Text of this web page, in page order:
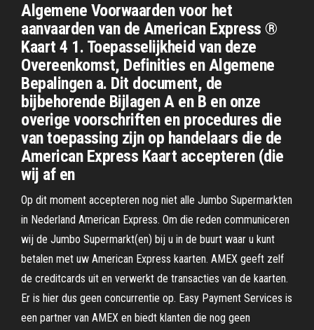
Algemene Voorwaarden voor het
aanvaarden van de American Express ®
Kaart 4 1. Toepasselijkheid van deze
Overeenkomst, Definities en Algemene
Bepalingen a. Dit document, de
bijbehorende Bijlagen A en B en onze
overige voorschriften en procedures die
van toepassing zijn op handelaars die de
American Express Kaart accepteren (die
wij af en
Op dit moment accepteren nog niet alle Jumbo Supermarkten
in Nederland American Express. Om die reden communiceren
wij de Jumbo Supermarkt(en) bij u in de buurt waar u kunt
betalen met uw American Express kaarten. AMEX geeft zelf
de creditcards uit en verwerkt de transacties van de kaarten.
Er is hier dus geen concurrentie op. Easy Payment Services is
een partner van AMEX en biedt klanten die nog geen